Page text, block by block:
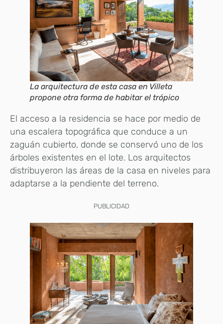
La arquitectura de esta casa en Villeta
propone otra forma de habitar el trópico
El acceso a la residencia se hace por medio de
una escalera topográfica que conduce a un
zaguán cubierto, donde se conservó uno de los
árboles existentes en el lote. Los arquitectos
distribuyeron las áreas de la casa en niveles para
adaptarse a la pendiente del terreno.
PUBLICIDAD